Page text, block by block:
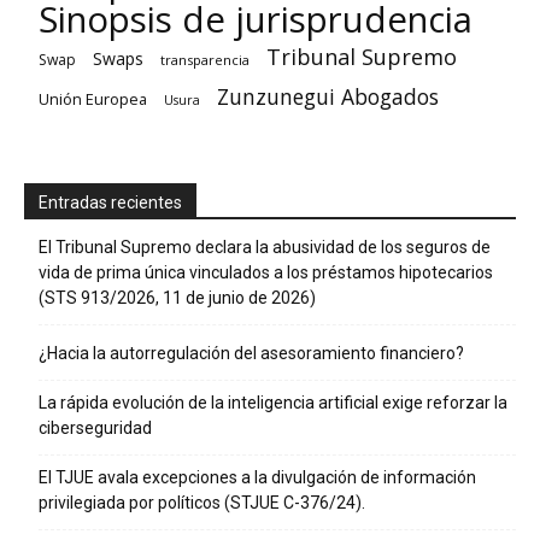
Sinopsis de jurisprudencia
Swap Swaps transparencia Tribunal Supremo
Unión Europea Usura Zunzunegui Abogados
Entradas recientes
El Tribunal Supremo declara la abusividad de los seguros de
vida de prima única vinculados a los préstamos hipotecarios
(STS 913/2026, 11 de junio de 2026)
¿Hacia la autorregulación del asesoramiento financiero?
La rápida evolución de la inteligencia artificial exige reforzar la
ciberseguridad
El TJUE avala excepciones a la divulgación de información
privilegiada por políticos (STJUE C-376/24).